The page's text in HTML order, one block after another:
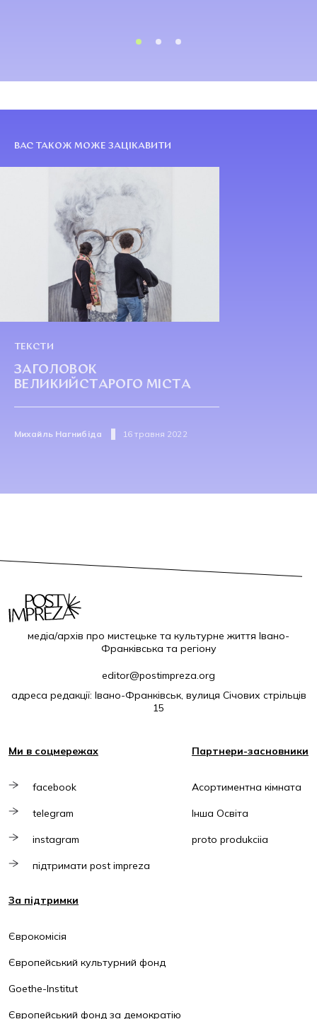
ВАС ТАКОЖ МОЖЕ ЗАЦІКАВИТИ
ТЕКСТИ
ЗАГОЛОВОК
ВЕЛИКИЙСТАРОГО МІСТА
Михайль Нагнибіда 16 травня 2022
медіа/архів про мистецьке та культурне життя Івано-
Франківська та регіону
editor@postimpreza.org
адреса редакції: Івано-Франківськ, вулиця Січових стрільців
15
Ми в соцмережах
facebook
telegram
instagram
підтримати post impreza
Партнери-засновники
Асортиментна кімната
Інша Освіта
proto produkciia
За підтримки
Єврокомісія
Європейський культурний фонд
Goethe-Institut
Європейський фонд за демократію